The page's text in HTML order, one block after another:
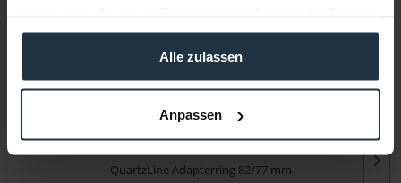
gesammelt haben.
Alle zulassen
Anpassen
QuartzLine Adapterring 82/77 mm